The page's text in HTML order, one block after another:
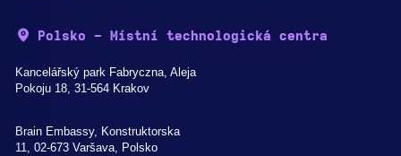
Polsko - Místní technologická centra
Kancelářský park Fabryczna, Aleja
Pokoju 18, 31-564 Krakov
Brain Embassy, Konstruktorska
11, 02-673 Varšava, Polsko